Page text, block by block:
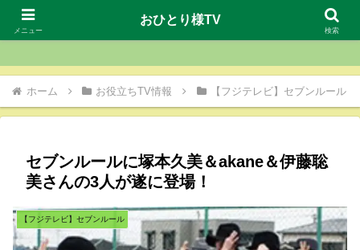
おひとり様TV
ホーム お役立ちTV情報 【フジテレビ】セブンルール
セブンルールに塚本久美＆akane＆伊藤聡
美さんの3人が遂に登場！
【フジテレビ】セブンルール
メニュー
おひとり様TV
検索